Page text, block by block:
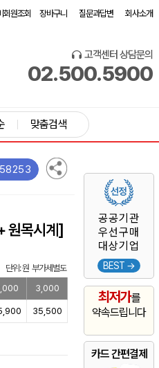
회원조회 장바구니 질문과답변 회사소개
고객센터 상담문의
02.500.5900
공공기관
우선구매
대상기업
BEST →
최저가를
약속드립니다
카드 간편결제
맞춤검색
원목시계]
단위: 원 부가세별도
3,000
35,500